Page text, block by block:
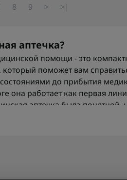
8 9 > >|
аптечка?
помощи - это
поможет вам
до прибытия
она работает как первая
аптечка была понятной,
ситуациях аптечка часто